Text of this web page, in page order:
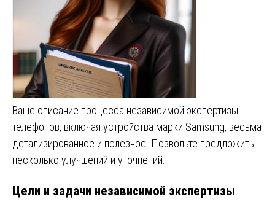
Ваше описание процесса независимой экспертизы
телефонов, включая устройства марки Samsung, весьма
детализированное и полезное. Позвольте предложить
несколько улучшений и уточнений:
Цели и задачи независимой экспертизы